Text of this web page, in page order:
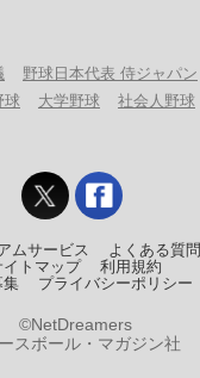
野球日本代表 侍ジャパン
球 大学野球 社会人野球
ムサービス
よくある質問
イトマップ
利用規約
集
プライバシーポリシー
©NetDreamers
スボール・マガジン社